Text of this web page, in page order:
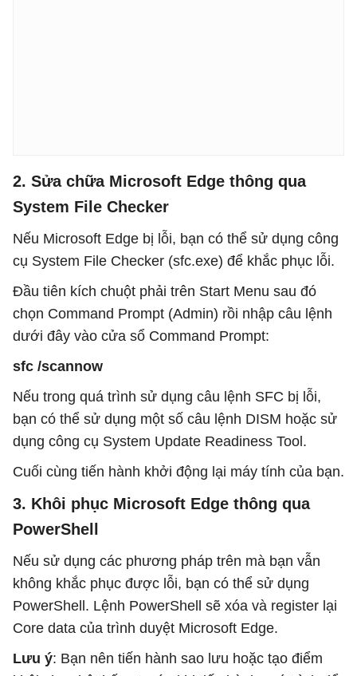
2. Sửa chữa Microsoft Edge thông qua
System File Checker
Nếu Microsoft Edge bị lỗi, bạn có thể sử dụng công
cụ System File Checker (sfc.exe) để khắc phục lỗi.
Đầu tiên kích chuột phải trên Start Menu sau đó
chọn Command Prompt (Admin) rồi nhập câu lệnh
dưới đây vào cửa sổ Command Prompt:
sfc /scannow
Nếu trong quá trình sử dụng câu lệnh SFC bị lỗi,
bạn có thể sử dụng một số câu lệnh DISM hoặc sử
dụng công cụ System Update Readiness Tool.
Cuối cùng tiến hành khởi động lại máy tính của bạn.
3. Khôi phục Microsoft Edge thông qua
PowerShell
Nếu sử dụng các phương pháp trên mà bạn vẫn
không khắc phục được lỗi, bạn có thể sử dụng
PowerShell. Lệnh PowerShell sẽ xóa và register lại
Core data của trình duyệt Microsoft Edge.
Lưu ý: Bạn nên tiến hành sao lưu hoặc tạo điểm